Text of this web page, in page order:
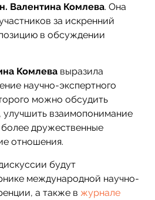
Валентина Комлева. Она
за искренний
в обсуждении
Комлева выразила
научно-экспертного
можно обсудить
взаимопонимание
дружественные
отношения.
будут
международной научно-
а также в журнале